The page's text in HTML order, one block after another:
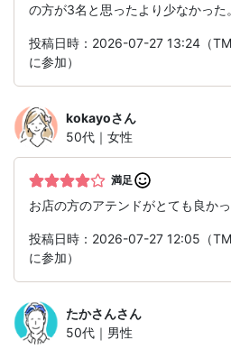
の方が3名と思ったより少なかった。
投稿日時：2026-07-27 13:24（
に参加）
kokayoさん
50代｜女性
満足
お店の方のアテンドがとても良かっ
投稿日時：2026-07-27 12:05（
に参加）
たかさんさん
50代｜男性